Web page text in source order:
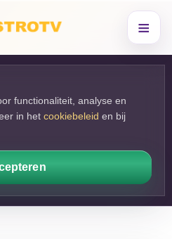
≡
functionaliteit, analyse en
in het cookiebeleid en bij